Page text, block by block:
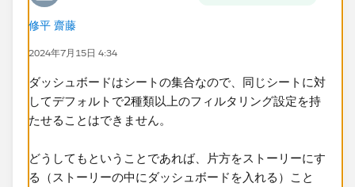
修平 齋藤
2024年7月15日 4:34
ダッシュボードはシートの集合なので、同じシートに対
してデフォルトで2種類以上のフィルタリング設定を持
たせることはできません。
どうしてもということであれば、片方をストーリーにす
る（ストーリーの中にダッシュボードを入れる）こと